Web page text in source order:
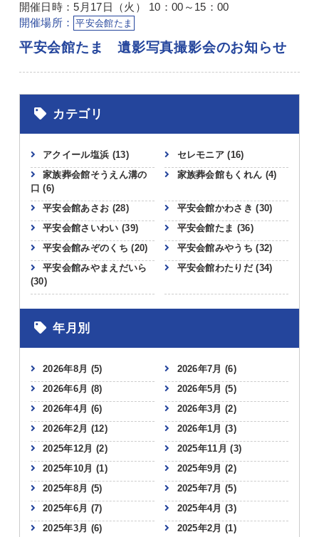
開催日時：5月17日（火） 10：00～15：00
開催場所：
平安会館たま
平安会館たま 遺影写真撮影会のお知らせ
カテゴリ
アクイール塩浜 (13) セレモニア(16)
家族葬会館そうえん溝の
口(6)
家族葬会館もくれん (4)
平安会館あさお (28) 平安会館かわさき(30)
平安会館さいわい (39) 平安会館たま (36)
平安会館みぞのくち(20) 平安会館みやうち(32)
平安会館みやまえだいら
(30)
平安会館わたりだ(34)
年月別
2026年8月 (5) 2026年7月 (6)
2026年6月 (8) 2026年5月 (5)
2026年4月 (6) 2026年3月 (2)
2026年2月 (12) 2026年1月 (3)
2025年12月 (2) 2025年11月 (3)
2025年10月 (1) 2025年9月 (2)
2025年8月 (5) 2025年7月 (5)
2025年6月 (7) 2025年4月 (3)
2025年3月 (6) 2025年2月 (1)